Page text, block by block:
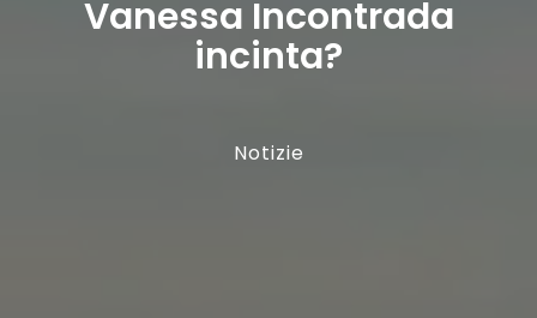
Vanessa Incontrada
incinta?
Notizie